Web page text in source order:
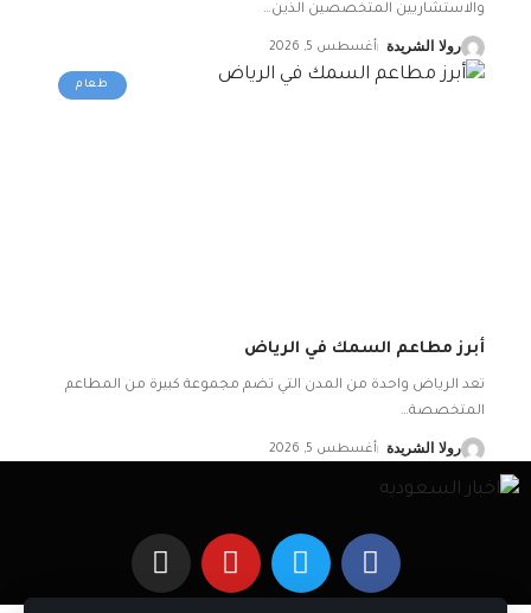
والاستشاريين المتخصصين الذين…
رولا الشريدة أغسطس 5, 2026
طعام
أبرز مطاعم السمك في الرياض
تعد الرياض واحدة من المدن التي تضم مجموعة كبيرة من المطاعم
المتخصصة…
رولا الشريدة أغسطس 5, 2026